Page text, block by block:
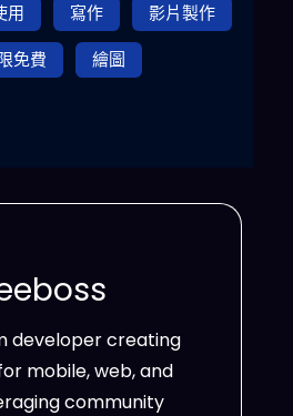
用 寫作
影片製作
免費
繪圖
developer creating
mobile, web, and
community